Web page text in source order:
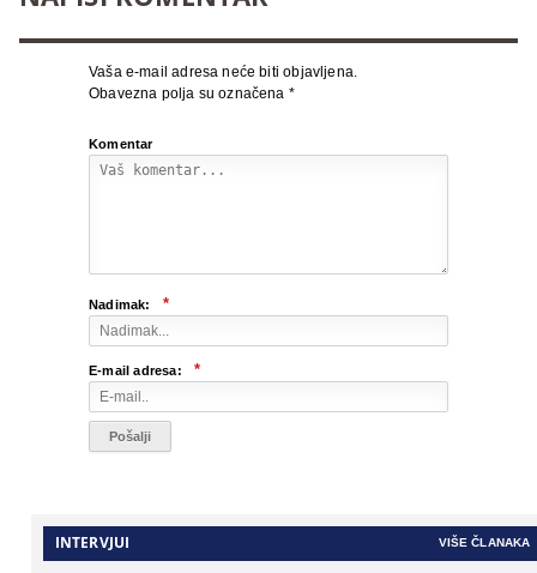
Vaša e-mail adresa neće biti objavljena.
Obavezna polja su označena *
Komentar
Nadimak: *
E-mail adresa: *
INTERVJUI VIŠE ČLANAKA